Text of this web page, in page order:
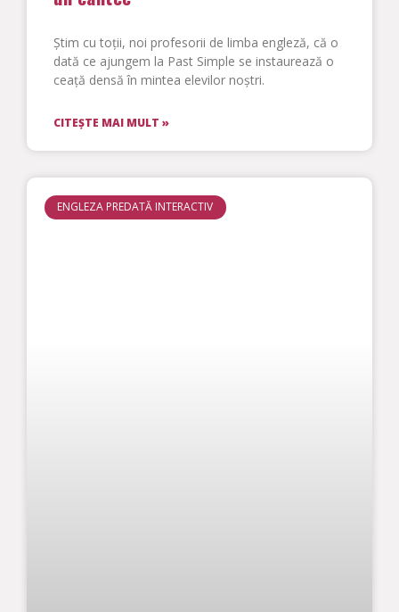
Știm cu toții, noi profesorii de limba engleză, că o
dată ce ajungem la Past Simple se instaurează o
ceață densă în mintea elevilor noștri.
CITEȘTE MAI MULT »
ENGLEZA PREDATĂ INTERACTIV